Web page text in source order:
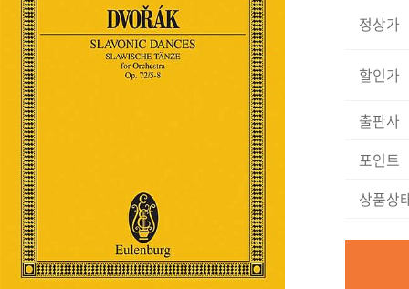
정상가
할인가
출판사
포인트
상품상